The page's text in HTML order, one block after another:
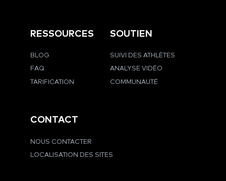
RESSOURCES
BLOG
FAQ
TARIFICATION
SOUTIEN
SUIVI DES ATHLÈTES
ANALYSE VIDÉO
COMMUNAUTÉ
CONTACT
NOUS CONTACTER
LOCALISATION DES SITES